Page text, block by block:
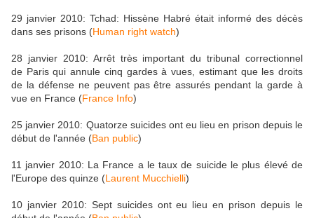
29 janvier 2010: Tchad: Hissène Habré était informé des décès
dans ses prisons (Human right watch)
28 janvier 2010: Arrêt très important du tribunal correctionnel
de Paris qui annule cinq gardes à vues, estimant que les droits
de la défense ne peuvent pas être assurés pendant la garde à
vue en France (France Info)
25 janvier 2010: Quatorze suicides ont eu lieu en prison depuis le
début de l'année (Ban public)
11 janvier 2010: La France a le taux de suicide le plus élevé de
l'Europe des quinze (Laurent Mucchielli)
10 janvier 2010: Sept suicides ont eu lieu en prison depuis le